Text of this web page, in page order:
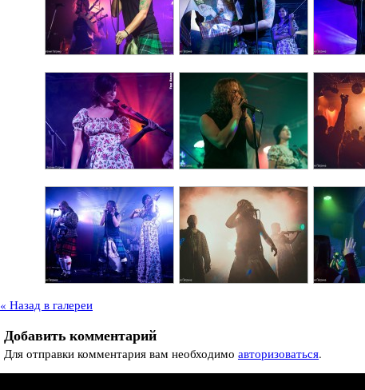
« Назад в галереи
Добавить комментарий
Для отправки комментария вам необходимо авторизоваться.